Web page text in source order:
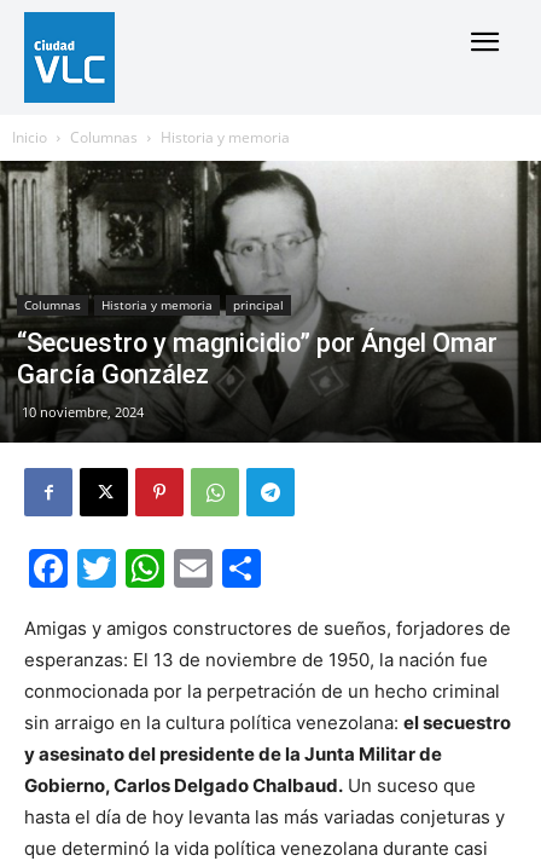
Inicio Columnas Historia y memoria
Columnas Historia y memoria principal
“Secuestro y magnicidio” por Ángel Omar
García González
10 noviembre, 2024
Facebook
Twitter
WhatsApp
Email
Amigas y amigos constructores de sueños, forjadores de
esperanzas: El 13 de noviembre de 1950, la nación fue
conmocionada por la perpetración de un hecho criminal
sin arraigo en la cultura política venezolana: el secuestro
y asesinato del presidente de la Junta Militar de
Gobierno, Carlos Delgado Chalbaud. Un suceso que
hasta el día de hoy levanta las más variadas conjeturas y
que determinó la vida política venezolana durante casi